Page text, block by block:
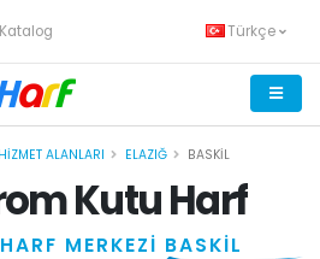
Katalog Türkçe
ALANLARI ELAZIĞ BASKIL
Kutu Harf
MERKEZİ BASKİL